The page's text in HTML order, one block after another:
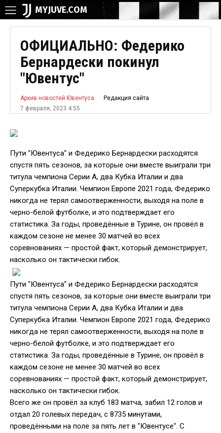
MYJUVE.COM
ОФИЦИАЛЬНО: Федерико
Бернардески покинул
"Ювентус"
Архив новостей Ювентуса
Редакция сайта
7 февраля, 2023 4:55
Пути "Ювентуса" и Федерико Бернардески расходятся
спустя пять сезонов, за которые они вместе выиграли три
титула чемпиона Серии А, два Кубка Италии и два
Суперкубка Италии. Чемпион Европе 2021 года, Федерико
никогда не терял самоотверженности, выходя на поле в
черно-белой футболке, и это подтверждает его
статистика. За годы, проведённые в Турине, он провёл в
каждом сезоне не менее 30 матчей во всех
соревнованиях — простой факт, который демонстрирует,
насколько он тактически гибок.
Пути "Ювентуса" и Федерико Бернардески расходятся
спустя пять сезонов, за которые они вместе выиграли три
титула чемпиона Серии А, два Кубка Италии и два
Суперкубка Италии. Чемпион Европе 2021 года, Федерико
никогда не терял самоотверженности, выходя на поле в
черно-белой футболке, и это подтверждает его
статистика. За годы, проведённые в Турине, он провёл в
каждом сезоне не менее 30 матчей во всех
соревнованиях — простой факт, который демонстрирует,
насколько он тактически гибок.
Всего же он провёл за клуб 183 матча, забил 12 голов и
отдал 20 голевых передач, с 8735 минутами,
проведёнными на поле за пять лет в "Ювентусе". С